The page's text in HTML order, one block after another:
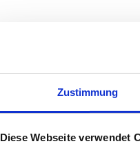
Zustimmung
Diese Webseite verwendet